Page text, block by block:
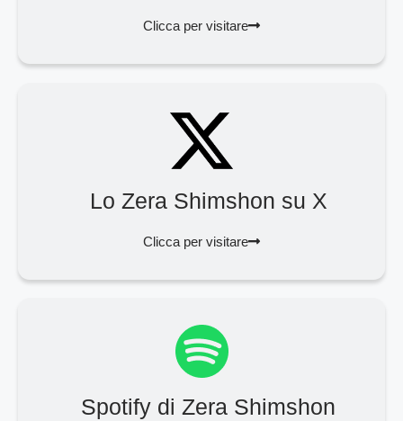
Clicca per visitare
Lo Zera Shimshon su X
Clicca per visitare
Spotify di Zera Shimshon